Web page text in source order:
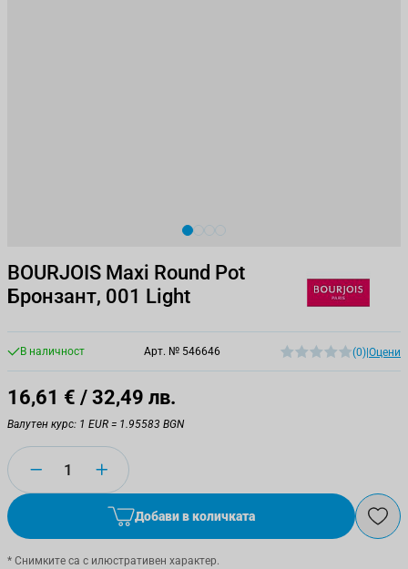
View larger image
View larger image
View larger image
View larger image
BOURJOIS Maxi Round Pot
Бронзант, 001 Light
В наличност Арт. № 546646 (0)|Оцени
16,61 € / 32,49 лв.
Валутен курс: 1 EUR = 1.95583 BGN
Количество
Добави в количката
* Снимките са с илюстративен характер.